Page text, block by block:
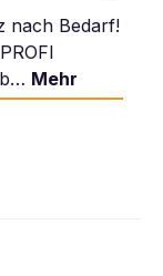
nach Bedarf!
Mehr